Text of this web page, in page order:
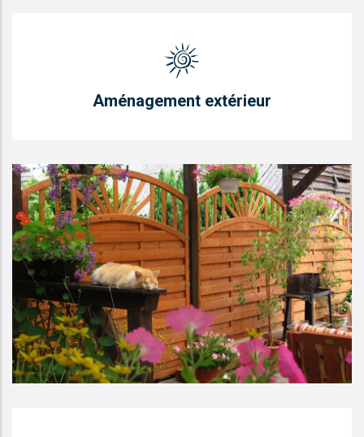
Aménagement extérieur